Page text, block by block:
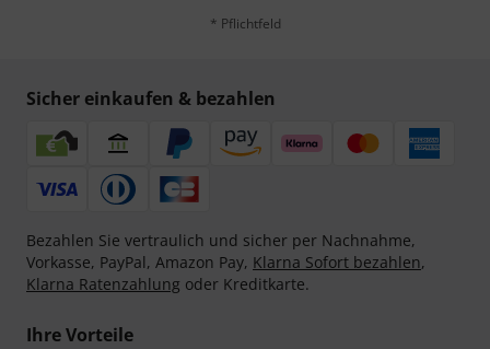
* Pflichtfeld
Sicher einkaufen & bezahlen
Bezahlen Sie vertraulich und sicher per Nachnahme,
Vorkasse, PayPal, Amazon Pay, Klarna Sofort bezahlen,
Klarna Ratenzahlung oder Kreditkarte.
Ihre Vorteile